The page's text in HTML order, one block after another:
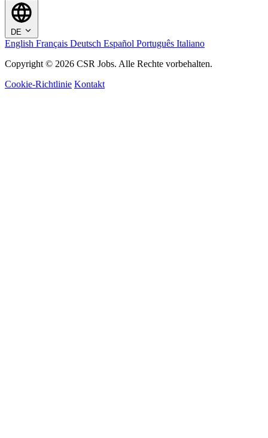
DE
English Français Deutsch Español Português Italiano
Copyright © 2026 CSR Jobs. Alle Rechte vorbehalten.
Cookie-Richtlinie Kontakt